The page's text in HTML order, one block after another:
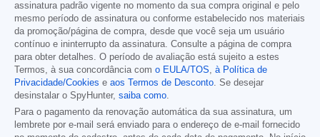
assinatura padrão vigente no momento da sua compra original e pelo
mesmo período de assinatura ou conforme estabelecido nos materiais
da promoção/página de compra, desde que você seja um usuário
contínuo e ininterrupto da assinatura. Consulte a página de compra
para obter detalhes. O período de avaliação está sujeito a estes
Termos, à sua concordância com o EULA/TOS, à Política de
Privacidade/Cookies e aos Termos de Desconto. Se desejar
desinstalar o SpyHunter, saiba como.
Para o pagamento da renovação automática da sua assinatura, um
lembrete por e-mail será enviado para o endereço de e-mail fornecido